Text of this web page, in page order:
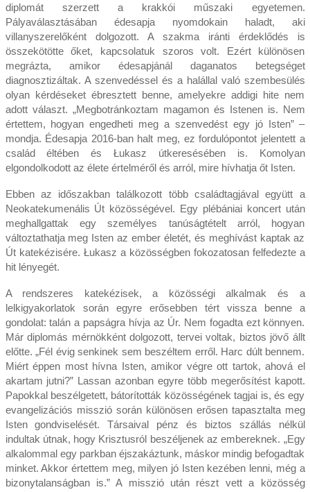
diplomát szerzett a krakkói műszaki egyetemen.
Pályaválasztásában édesapja nyomdokain haladt, aki
villanyszerelőként dolgozott. A szakma iránti érdeklődés is
összekötötte őket, kapcsolatuk szoros volt. Ezért különösen
megrázta, amikor édesapjánál daganatos betegséget
diagnosztizáltak. A szenvedéssel és a halállal való szembesülés
olyan kérdéseket ébresztett benne, amelyekre addigi hite nem
adott választ. „Megbotránkoztam magamon és Istenen is. Nem
értettem, hogyan engedheti meg a szenvedést egy jó Isten” –
mondja. Édesapja 2016-ban halt meg, ez fordulópontot jelentett a
család éltében és Łukasz útkeresésében is. Komolyan
elgondolkodott az élete értelméről és arról, mire hívhatja őt Isten.
Ebben az időszakban találkozott több családtagjával együtt a
Neokatekumenális Út közösségével. Egy plébániai koncert után
meghallgattak egy személyes tanúságtételt arról, hogyan
változtathatja meg Isten az ember életét, és meghívást kaptak az
Út katekézisére. Łukasz a közösségben fokozatosan felfedezte a
hit lényegét.
A rendszeres katekézisek, a közösségi alkalmak és a
lelkigyakorlatok során egyre erősebben tért vissza benne a
gondolat: talán a papságra hívja az Úr. Nem fogadta ezt könnyen.
Már diplomás mérnökként dolgozott, tervei voltak, biztos jövő állt
előtte. „Fél évig senkinek sem beszéltem erről. Harc dúlt bennem.
Miért éppen most hívna Isten, amikor végre ott tartok, ahová el
akartam jutni?” Lassan azonban egyre több megerősítést kapott.
Papokkal beszélgetett, bátorították közösségének tagjai is, és egy
evangelizációs misszió során különösen erősen tapasztalta meg
Isten gondviselését. Társaival pénz és biztos szállás nélkül
indultak útnak, hogy Krisztusról beszéljenek az embereknek. „Egy
alkalommal egy parkban éjszakáztunk, máskor mindig befogadtak
minket. Akkor értettem meg, milyen jó Isten kezében lenni, még a
bizonytalanságban is.” A misszió után részt vett a közösség